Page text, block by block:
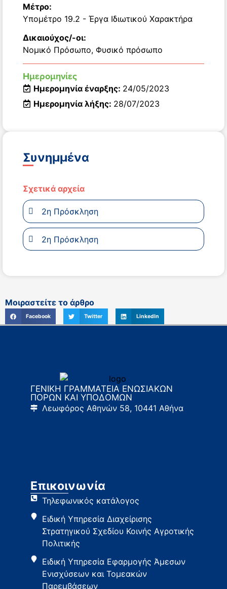
Μέτρο:
Υπομέτρο 19.2 - Έργα Ιδιωτικού Χαρακτήρα
Δικαιούχος/-οι:
Νομικό Πρόσωπο, Φυσικό πρόσωπο
Ημερομηνίες
Ημερομηνία έναρξης: 24/05/2023
Ημερομηνία λήξης: 28/07/2023
Συνημμένα
Σχετικά αρχεία
2η Πρόσκληση
2η Πρόσκληση
Μοιραστείτε το άρθρο
Facebook Twitter LinkedIn
ΓΕΝΙΚΗ ΓΡΑΜΜΑΤΕΙΑ ΕΝΩΣΙΑΚΩΝ
ΠΟΡΩΝ ΚΑΙ ΥΠΟΔΟΜΩΝ
Λεωφόρος Αθηνών 58, 10441 Αθήνα
Επικοινωνία
Τηλεφωνικός κατάλογος
Ειδική Υπηρεσία Διαχείρισης
Στρατηγικού Σχεδίου Κοινής Αγροτικής
Πολιτικής
Ειδική Υπηρεσία Εφαρμογής Άμεσων
Ενισχύσεων και Τομεακών
Παρεμβάσεων